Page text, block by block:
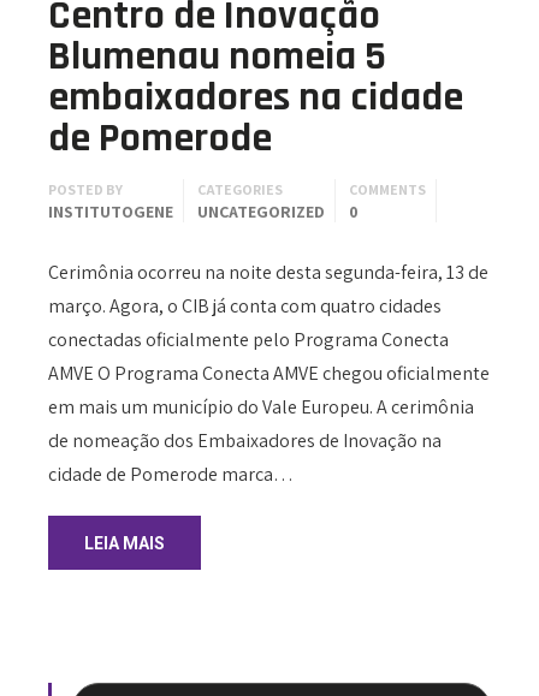
Centro de Inovação
Blumenau nomeia 5
embaixadores na cidade
de Pomerode
POSTED BY
INSTITUTOGENE
CATEGORIES
UNCATEGORIZED
COMMENTS
0
Cerimônia ocorreu na noite desta segunda-feira, 13 de
março. Agora, o CIB já conta com quatro cidades
conectadas oficialmente pelo Programa Conecta
AMVE O Programa Conecta AMVE chegou oficialmente
em mais um município do Vale Europeu. A cerimônia
de nomeação dos Embaixadores de Inovação na
cidade de Pomerode marca…
LEIA MAIS